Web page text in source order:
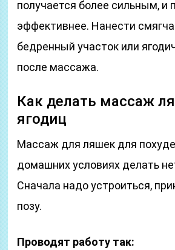
получается более сильным, и
эффективнее. Нанести
бедренный участок или
после массажа.
Как делать массаж
ягодиц
Массаж для ляшек для
домашних условиях делать
Сначала надо устроиться,
позу.
Проводят работу так: